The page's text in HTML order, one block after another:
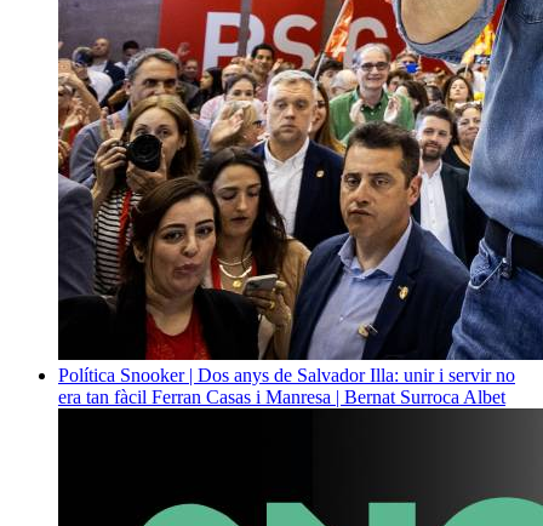
Política Snooker | Dos anys de Salvador Illa: unir i servir no
era tan fàcil Ferran Casas i Manresa | Bernat Surroca Albet